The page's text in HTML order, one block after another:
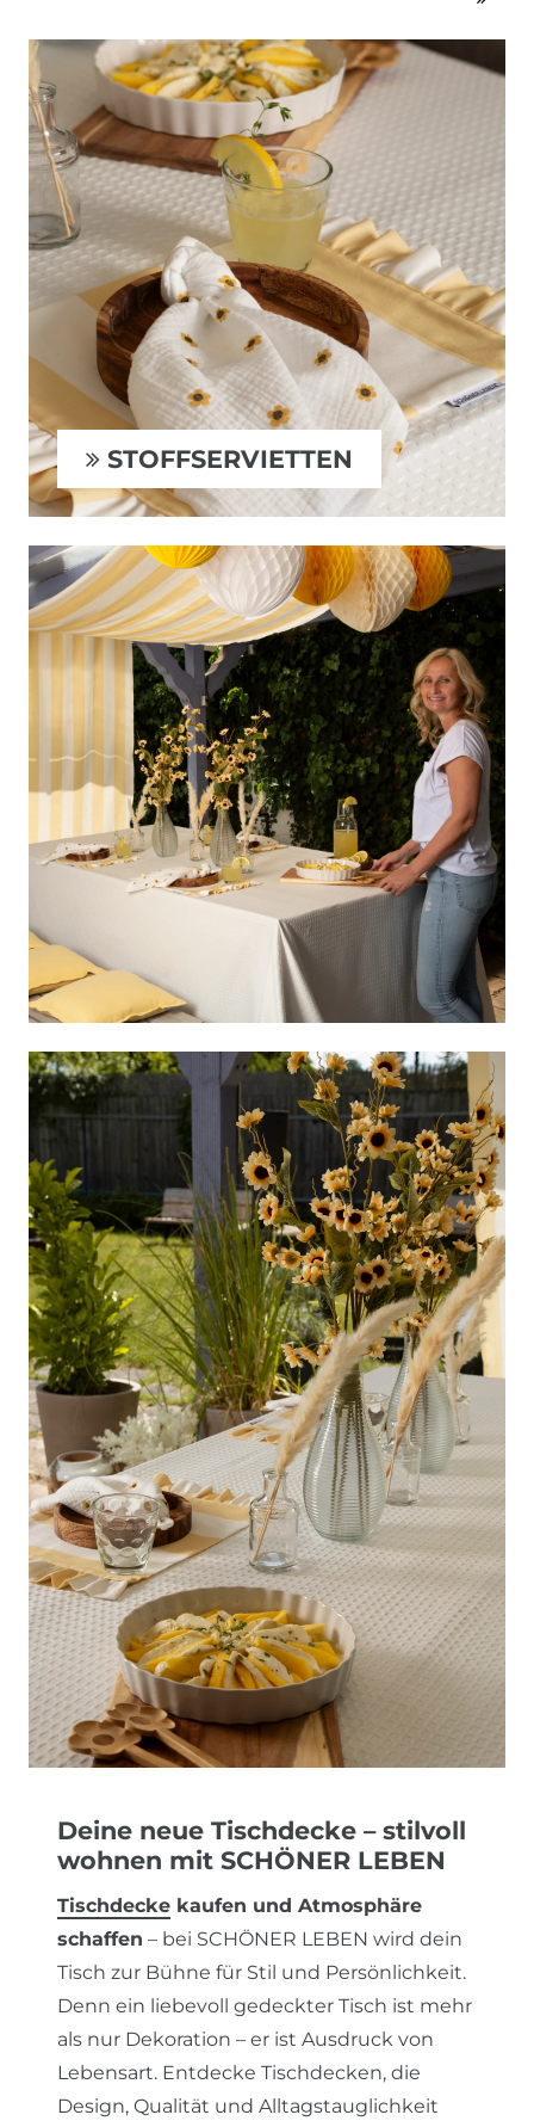
STOFFSERVIETTEN
Deine neue Tischdecke – stilvoll
wohnen mit SCHÖNER LEBEN
Tischdecke kaufen und Atmosphäre
schaffen – bei SCHÖNER LEBEN wird dein
Tisch zur Bühne für Stil und Persönlichkeit.
Denn ein liebevoll gedeckter Tisch ist mehr
als nur Dekoration – er ist Ausdruck von
Lebensart. Entdecke Tischdecken, die
Design, Qualität und Alltagstauglichkeit